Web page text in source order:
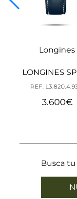
Longines
LONGINES
REF:
3.600€
Busca